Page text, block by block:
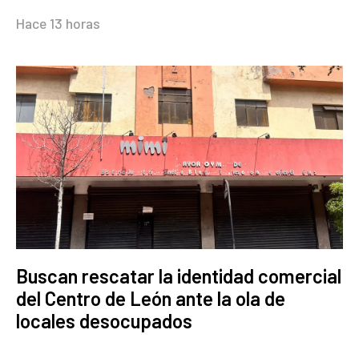
Hace 13 horas
Buscan rescatar la identidad comercial
del Centro de León ante la ola de
locales desocupados